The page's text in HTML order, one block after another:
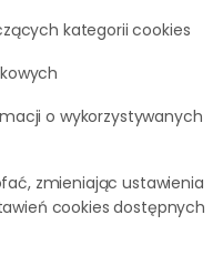
kategorii cookies
o wykorzystywanych
zmieniając ustawienia
cookies dostępnych